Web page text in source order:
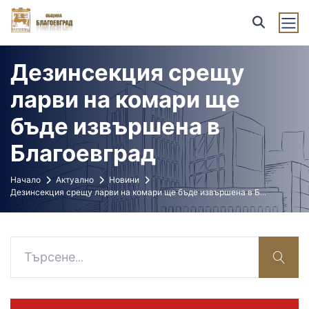
Дезинсекция срещу
ларви на комари ще
бъде извършена в
Благоевград
Начало Актуално
Новини
Дезинсекция срещу ларви на комари ще бъде извършена в Б...